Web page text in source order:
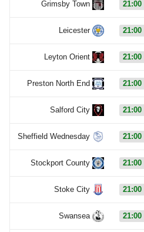
Grimsby Town 21:00
Leicester 21:00
Leyton Orient 21:00
Preston North End 21:00
Salford City 21:00
Sheffield Wednesday 21:00
Stockport County 21:00
Stoke City 21:00
Swansea 21:00